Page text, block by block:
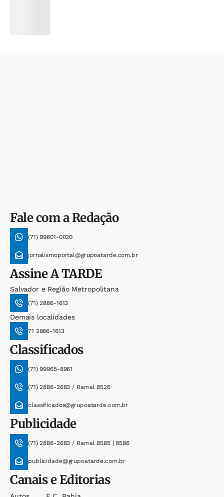
Fale com a Redação
(71) 99601-0020
jornalismoportal@grupoatarde.com.br
AssineA TARDE
Salvador e Região Metropolitana
(71) 2886-1613
Demais localidades
71 2886-1613
Classificados
(71) 99965-8961
(71) 2886-2683 / Ramal 8526
classificados@grupoatarde.com.br
Publicidade
(71) 2886-2683 / Ramal 8585 | 8586
publicidade@grupoatarde.com.br
Canais e Editorias